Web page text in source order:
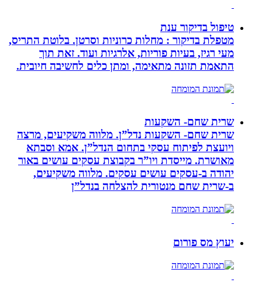
טיפול בדיקור ענת
מטפלת בדיקור : מחלות כרוניות וסרטן. בלוטת התריס,
מעי רגיז, בעיות פוריות, אלרגיות ועוד. זאת תוך
התאמת תזונה מתאימה, ומתן כלים לחשיבה חיובית.
שרית שחם- השקעות
שרית שחם- השקעות נדל”ן. מלווה משקיעים, מרצה
ויועצת לפיתוח עסקי בתחום הנדל”ן. אמא וסבתא
מאושרת. ‏מייסדת ויו”ר בקבוצת עסקים עושים באור
יהודה‏ ב-‏עסקים עושים עסקים‏. ‏מלווה משקיעים,
ב-‏שרית שחם מנטורית להצלחה בנדל”ן‏
יעוץ מס פורום